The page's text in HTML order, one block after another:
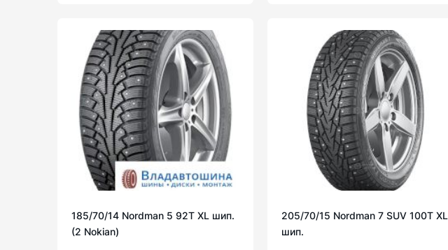
185/70/14 Nordman 5 92T XL шип.
(2 Nokian)
205/70/15 Nordman 7 SUV 100T XL
шип.